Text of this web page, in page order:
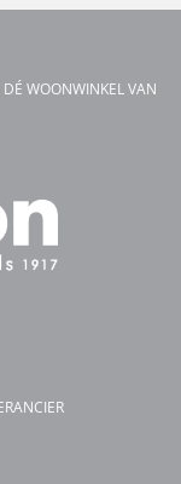
WOONWINKEL VAN